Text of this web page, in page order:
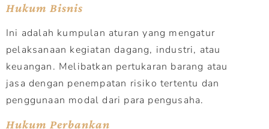
Hukum Bisnis
Ini adalah kumpulan aturan yang mengatur
pelaksanaan kegiatan dagang, industri, atau
keuangan. Melibatkan pertukaran barang atau
jasa dengan penempatan risiko tertentu dan
penggunaan modal dari para pengusaha.
Hukum Perbankan